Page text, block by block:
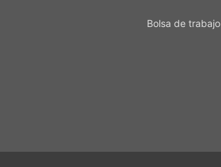
Bolsa de trabajo